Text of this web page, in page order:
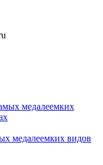
медалеемких видов